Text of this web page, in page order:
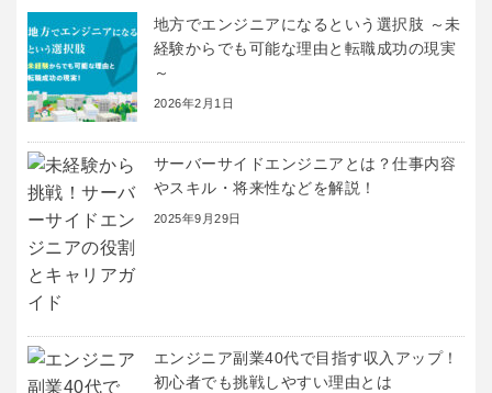
地方でエンジニアになるという選択肢 ～未
経験からでも可能な理由と転職成功の現実
～
2026年2月1日
サーバーサイドエンジニアとは？仕事内容
やスキル・将来性などを解説！
2025年9月29日
エンジニア副業40代で目指す収入アップ！
初心者でも挑戦しやすい理由とは